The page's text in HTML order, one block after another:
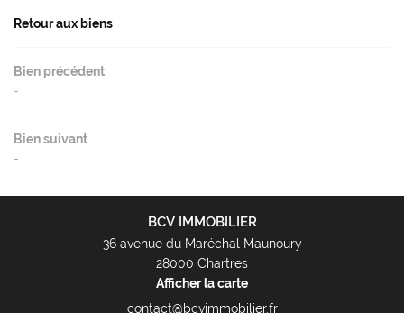
Actu'
Contact
Retour aux biens
Bien précédent
-
Bien suivant
-
BCV IMMOBILIER
36 avenue du Maréchal Maunoury
28000 Chartres
Afficher la carte